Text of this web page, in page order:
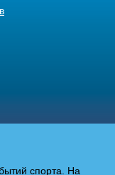
спорта. На